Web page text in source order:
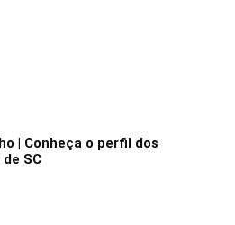
| Conheça o perfil dos
SC